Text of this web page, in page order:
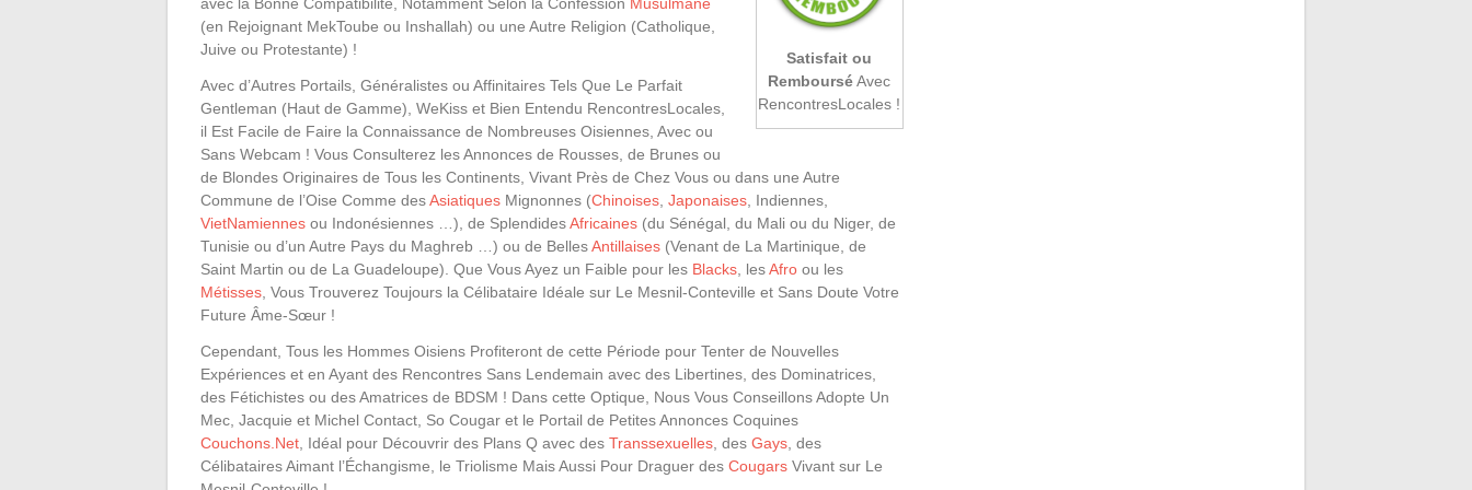
Satisfait ou
RembourséAvec
RencontresLocales !
(en Rejoignant MekToube ou Inshallah) ou une Autre Religion (Catholique,
Juive ou Protestante) !
Avec d’Autres Portails, Généralistes ou Affinitaires Tels Que Le Parfait
Gentleman (Haut de Gamme), WeKiss et Bien Entendu RencontresLocales,
il Est Facile de Faire la Connaissance de Nombreuses Oisiennes, Avec ou
Sans Webcam ! Vous Consulterez les Annonces de Rousses, de Brunes ou
de Blondes Originaires de Tous les Continents, Vivant Près de Chez Vous ou dans une Autre
Commune de l’Oise Comme desAsiatiques Mignonnes (Chinoises Japonaises , Indiennes,
VietNamiennes ou Indonésiennes …), de SplendidesAfricaines (du Sénégal, du Mali ou du Niger, de
Tunisie ou d’un Autre Pays du Maghreb …) ou de BellesAntillaises (Venant de La Martinique, de
Saint Martin ou de La Guadeloupe). Que Vous Ayez un Faible pour les Blacks , lesAfro ou les
Métisses , Vous Trouverez Toujours la Célibataire Idéale sur Le Mesnil-Conteville et Sans Doute Votre
Future Âme-Sœur !
Cependant, Tous les Hommes Oisiens Profiteront de cette Période pour Tenter de Nouvelles
Expériences et en Ayant des Rencontres Sans Lendemain avec des Libertines, des Dominatrices,
des Fétichistes ou des Amatrices de BDSM ! Dans cette Optique, Nous Vous Conseillons Adopte Un
Mec, Jacquie et Michel Contact, So Cougar et le Portail de Petites Annonces Coquines
Couchons.Net , Idéal pour Découvrir des Plans Q avec des Transsexuelles , des Gays , des
Célibataires Aimant l’Échangisme, le Triolisme Mais Aussi Pour Draguer des Cougars Vivant sur Le